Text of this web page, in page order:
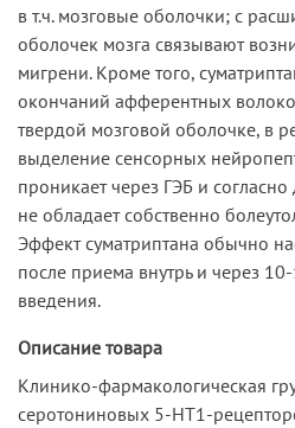
в т.ч. мозговые оболочки; с
оболочек мозга связывают
мигрени. Кроме того,
окончаний афферентных
твердой мозговой оболочке, в
выделение сенсорных
проникает через ГЭБ и
не обладает собственно
Эффект суматриптана обычно
после приема внутрь и через
введения.
Описание товара
Клинико-фармакологическая
серотониновых 5-HT1-